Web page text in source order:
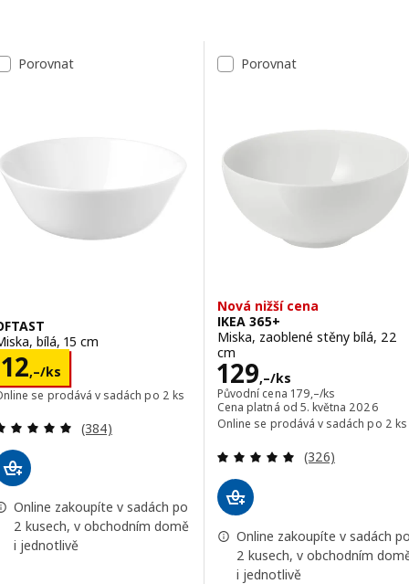
Seznam výsledků
Porovnat
bílá, 15 cm
12,–/ks12,–/ks
se prodává v sadách po 2 ks
Recenze: 4.9 z 5 hvězdy. Celkem recenzí:
(384)
Online zakoupíte v sadách po
2 kusech, v obchodním domě
i jednotlivě
Porovnat
Nová nižší cena
IKEA 365+
Miska, zaoblené stěny bílá, 22
cm
129,–/ks
Cena 129,–/ks
Původní cena 179,–/ks
Původní cena 179,–/ks
Cena platná od 5. května 2026
Online se prodává v sadách po 2 ks
Recenze: 4.9 z
(326)
Online zakoupíte v sadách
2 kusech, v obchodním
i jednotlivě